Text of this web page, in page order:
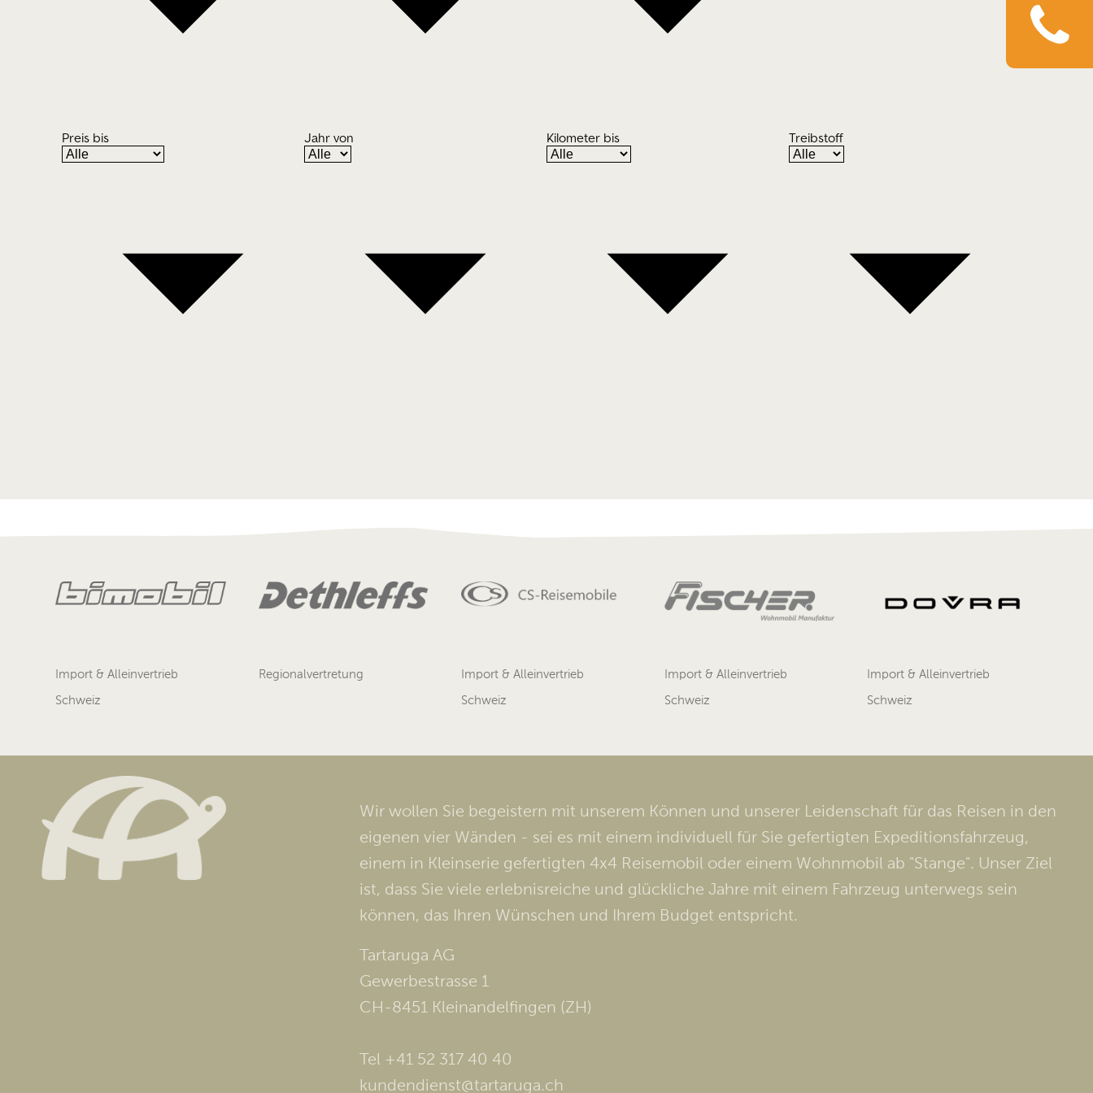
Import & Alleinvertrieb
Schweiz
Regionalvertretung
Import & Alleinvertrieb
Schweiz
Import & Alleinvertrieb
Schweiz
Import & Alleinvertrieb
Schweiz
Wir wollen Sie begeistern mit unserem Können und unserer Leidenschaft für das Reisen in den
eigenen vier Wänden - sei es mit einem individuell für Sie gefertigten Expeditionsfahrzeug,
einem in Kleinserie gefertigten 4x4 Reisemobil oder einem Wohnmobil ab "Stange". Unser Ziel
ist, dass Sie viele erlebnisreiche und glückliche Jahre mit einem Fahrzeug unterwegs sein
können, das Ihren Wünschen und Ihrem Budget entspricht.
Tartaruga AG
Gewerbestrasse 1
CH-8451 Kleinandelfingen (ZH)
Tel +41 52 317 40 40
kundendienst@tartaruga.ch